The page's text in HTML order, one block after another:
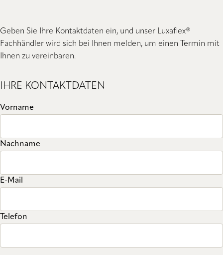
Geben Sie Ihre Kontaktdaten ein, und unser Luxaflex®
Fachhändler wird sich bei Ihnen melden, um einen Termin mit
Ihnen zu vereinbaren.
IHRE KONTAKTDATEN
Vorname
Nachname
E-Mail
Telefon